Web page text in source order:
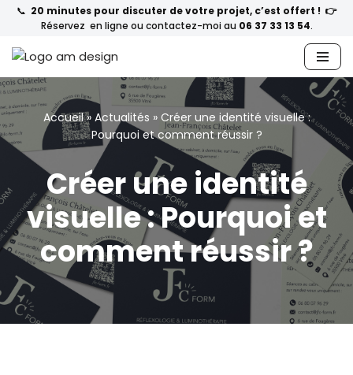
au
contenu
📞 20 minutes pour discuter de votre projet, c’est offert ! 👉
Réservez en ligne ou contactez-moi au 06 37 33 13 54.
Accueil» Actualités » Créer une identité visuelle :
Pourquoi et comment réussir ?
Créer une identité
visuelle : Pourquoi et
comment réussir ?